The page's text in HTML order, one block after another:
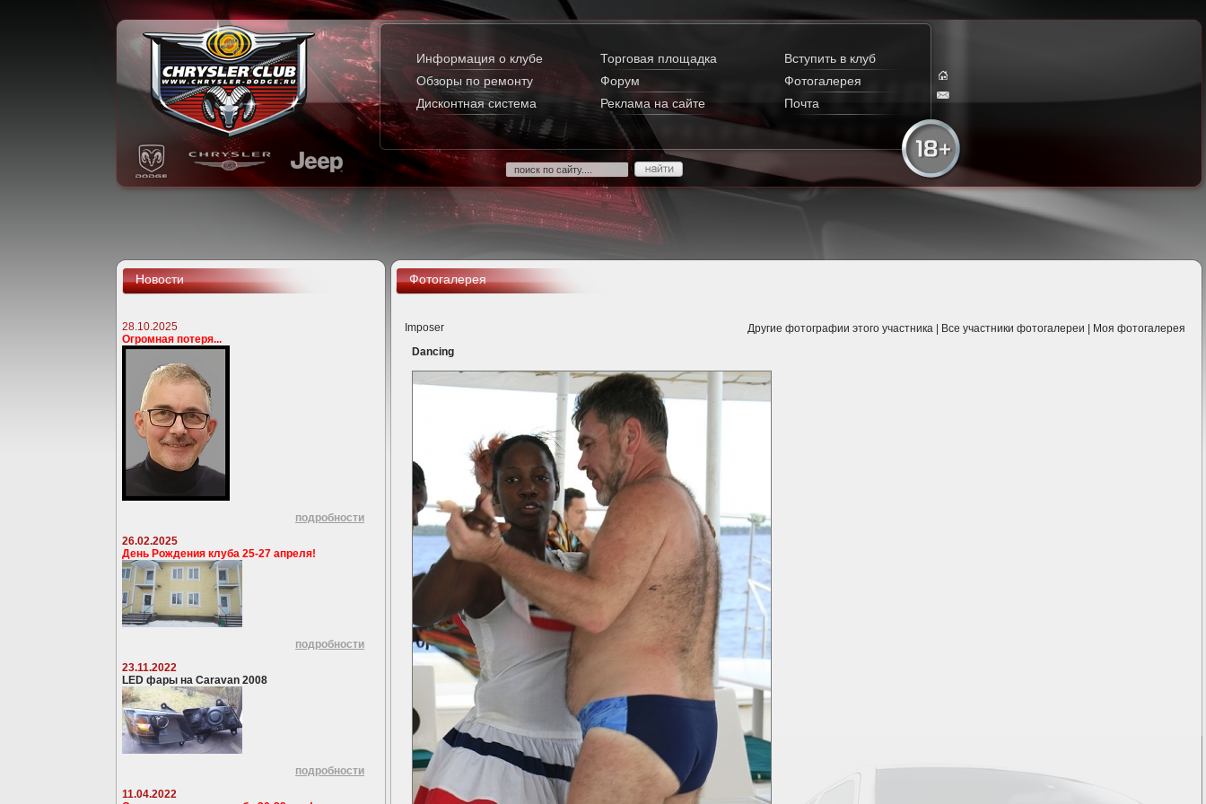
Информация о клубе Торговая площадка
Вступить в клуб
Обзоры по ремонту
Форум
Фотогалерея
Дисконтная система
Реклама на сайте Почта
Новости
28.10.2025
Огромная потеря...
подробности
26.02.2025
День Рождения клуба 25-27 апреля!
подробности
23.11.2022
LED фары на Caravan 2008
подробности
11.04.2022
Фотогалерея
Imposer Другие фотографии этого участника Все участники фотогалереи
Моя фотогалерея
Dancing